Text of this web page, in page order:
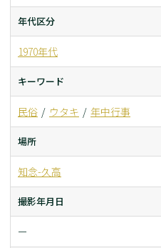
年代区分
1970年代
キーワード
民俗 ウタキ 年中行事
場所
知念-久高
撮影年月日
ー